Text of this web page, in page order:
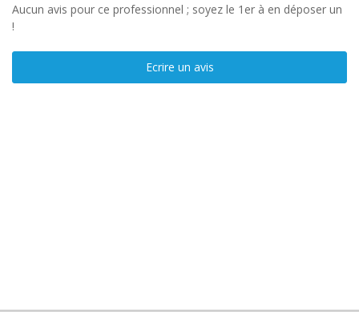
Aucun avis pour ce professionnel ; soyez le 1er à en déposer un
!
Ecrire un avis